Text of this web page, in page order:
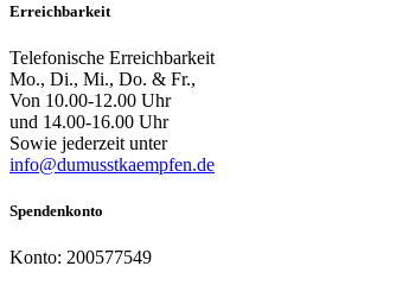
Erreichbarkeit
Telefonische Erreichbarkeit
Mo., Di., Mi., Do. & Fr.,
Von 10.00-12.00 Uhr
und 14.00-16.00 Uhr
Sowie jederzeit unter
info@dumusstkaempfen.de
Spendenkonto
Konto: 200577549